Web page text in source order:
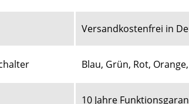
Versandkostenfrei in
Blau, Grün, Rot,
10 Jahre